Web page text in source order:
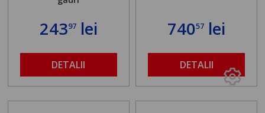
24397lei
DETALII
74057 lei
DETALII